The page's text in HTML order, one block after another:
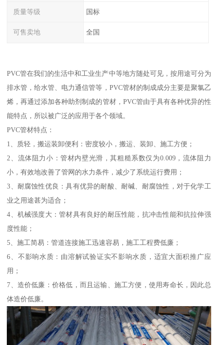
质量等级 国标
可售卖地 全国
PVC管在我们的生活中和工业生产中等地方随处可见，按用途可分为
排水管，给水管、电力通信管等，PVC管材的制成成分主要是聚氯乙
烯，再通过添加各种助剂制成的管材，PVC管由于具有各种优异的性
能特点，所以被广泛的应用于各个领域。
PVC管材特点：
1、质轻，搬运装卸便利：密度较小，搬运、装卸、施工方便；
2、流体阻力小：管材内壁光滑，其粗糙系数仅为0.009，流体阻力
小，有效地改善了管网的水力条件，减少了系统运行费用；
3、耐腐蚀性优良：具有优异的耐酸、耐碱、耐腐蚀性，对于化学工
业之用途甚为适合；
4、机械强度大：管材具有良好的耐压性能，抗冲击性能和抗拉伸强
度性能；
5、施工简易：管道连接施工迅速容易，施工工程费低廉；
6、不影响水质：由溶解试验证实不影响水质，适宜大面积推广应
用；
7、造价低廉：价格低，而且运输、施工方便，使用寿命长，因此总
体造价低廉。